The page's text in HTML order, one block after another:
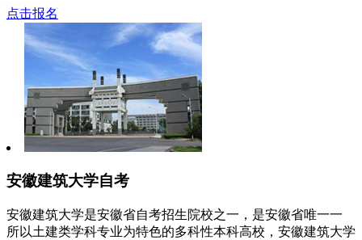
点击报名
安徽建筑大学自考
安徽建筑大学是安徽省自考招生院校之一，是安徽省唯一一
所以土建类学科专业为特色的多科性本科高校，安徽建筑大学